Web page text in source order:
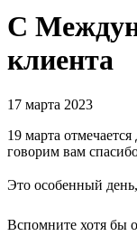
С
клиента
17 марта 2023
19 марта
говорим вам
Это особенный
Вспомните хотя бы